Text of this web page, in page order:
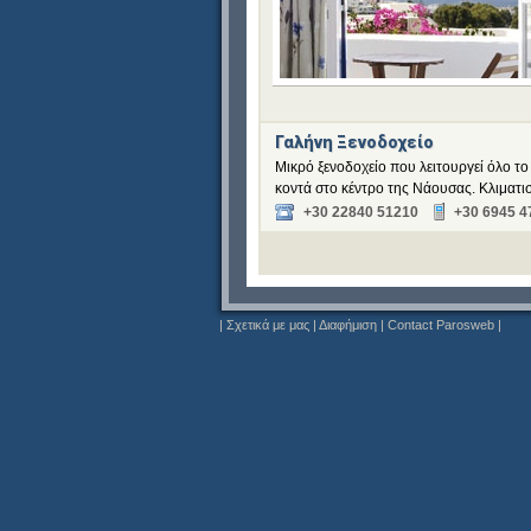
Γαλήνη Ξενοδοχείο
Μικρό ξενοδοχείο που λειτουργεί όλο
κοντά στο κέντρο της Νάουσας.
+30 22840 51210
+30 6945
| Σχετικά με μας | Διαφήμιση | Contact Parosweb |